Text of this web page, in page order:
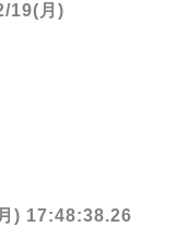
19(月)
) 17:48:38.26